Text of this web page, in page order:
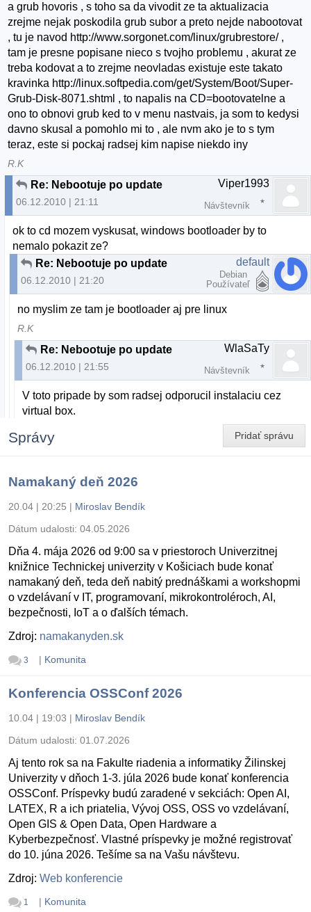
a grub hovoris , s toho sa da vivodit ze ta aktualizacia
zrejme nejak poskodila grub subor a preto nejde nabootovat
, tu je navod http://www.sorgonet.com/linux/grubrestore/ ,
tam je presne popisane nieco s tvojho problemu , akurat ze
treba kodovat a to zrejme neovladas existuje este takato
kravinka http://linux.softpedia.com/get/System/Boot/Super-
Grub-Disk-8071.shtml , to napalis na CD=bootovatelne a
ono to obnovi grub ked to v menu nastvais, ja som to kedysi
davno skusal a pomohlo mi to , ale nvm ako je to s tym
teraz, este si pockaj radsej kim napise niekdo iny
R.K
Re: Nebootuje po update
06.12.2010 | 21:11
Viper1993
Návštevník
ok to cd mozem vyskusat, windows bootloader by to
nemalo pokazit ze?
Re: Nebootuje po update
06.12.2010 | 21:20
default
Debian
Používateľ
no myslim ze tam je bootloader aj pre linux
R.K
Re: Nebootuje po update
06.12.2010 | 21:55
WlaSaTy
Návštevník
V toto pripade by som radsej odporucil instalaciu cez
virtual box.
Pridať správu
Správy
Namakaný deň 2026
20.04 | 20:25 | Miroslav Bendík
Dátum udalosti: 04.05.2026
Dňa 4. mája 2026 od 9:00 sa v priestoroch Univerzitnej
knižnice Technickej univerzity v Košiciach bude konať
namakaný deň, teda deň nabitý prednáškami a workshopmi
o vzdelávaní v IT, programovaní, mikrokontroléroch, AI,
bezpečnosti, IoT a o ďalších témach.
Zdroj: namakanyden.sk
3 | Komunita
Konferencia OSSConf 2026
10.04 | 19:03 | Miroslav Bendík
Dátum udalosti: 01.07.2026
Aj tento rok sa na Fakulte riadenia a informatiky Žilinskej
Univerzity v dňoch 1-3. júla 2026 bude konať konferencia
OSSConf. Príspevky budú zaradené v sekciách: Open AI,
LATEX, R a ich priatelia, Vývoj OSS, OSS vo vzdelávaní,
Open GIS & Open Data, Open Hardware a
Kyberbezpečnosť. Vlastné príspevky je možné registrovať
do 10. júna 2026. Tešíme sa na Vašu návštevu.
Zdroj: Web konferencie
1 | Komunita